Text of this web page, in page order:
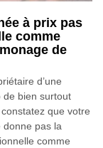
à prix pas
comme
de
d’une
de bien surtout
que votre
donne pas la
comme